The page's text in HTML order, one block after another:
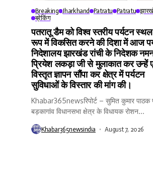
Breaking Jharkhand Patratu Patratu
ब्रेकिंग
पतरातू डैम को विश्व स्तरीय पर्यटन
रूप में विकसित करने की दिशा में आज
निदेशालय झारखंड रांची के निदेशक
प्रियेश लकड़ा जी से मुलाकात कर उन्हें
विस्तृत ज्ञापन सौंपा कर क्षेत्र में पर्यटन
सुविधाओं के विस्तार की मांग की।
Khabar365newsरिपोर्ट – सुमित कुमार पाठक
बड़कागांव विधानसभा क्षेत्र के विधायक रोशन...
Khabar365newsindia August 7, 2026